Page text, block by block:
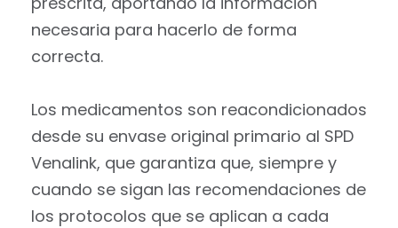
necesaria para hacerlo de forma
correcta.
Los medicamentos son reacondicionados
desde su envase original primario al SPD
Venalink, que garantiza que, siempre y
cuando se sigan las recomendaciones de
los protocolos que se aplican a cada